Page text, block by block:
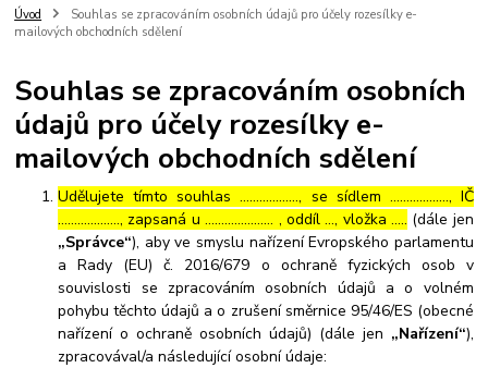
Úvod
Souhlas se zpracováním osobních údajů pro účely rozesílky e-
mailových obchodních sdělení
Souhlas se zpracováním osobních
údajů pro účely rozesílky e-
mailových obchodních sdělení
Udělujete tímto souhlas ……………..., se sídlem ………………, IČ
………………., zapsaná u ………………… , oddíl …, vložka ….. (dále jen
„Správce“), aby ve smyslu nařízení Evropského parlamentu
a Rady (EU) č. 2016/679 o ochraně fyzických osob v
souvislosti se zpracováním osobních údajů a o volném
pohybu těchto údajů a o zrušení směrnice 95/46/ES (obecné
nařízení o ochraně osobních údajů) (dále jen „Nařízení“),
zpracovával/a následující osobní údaje: